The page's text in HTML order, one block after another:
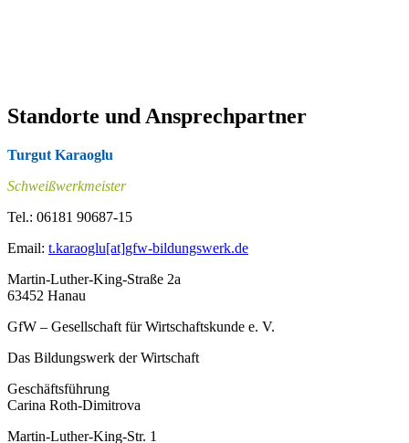
Standorte und Ansprechpartner
Turgut Karaoglu
Schweißwerkmeister
Tel.: 06181 90687-15
Email: t.karaoglu[at]gfw-bildungswerk.de
Martin-Luther-King-Straße 2a
63452 Hanau
GfW – Gesellschaft für Wirtschaftskunde e. V.
Das Bildungswerk der Wirtschaft
Geschäftsführung
Carina Roth-Dimitrova
Martin-Luther-King-Str. 1